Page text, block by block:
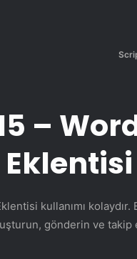
–
kullanımı kolaydır.
gönderin ve takip